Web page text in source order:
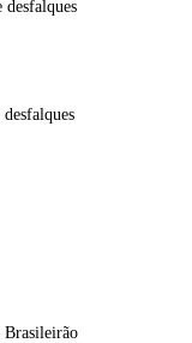
desfalques
Brasileirão